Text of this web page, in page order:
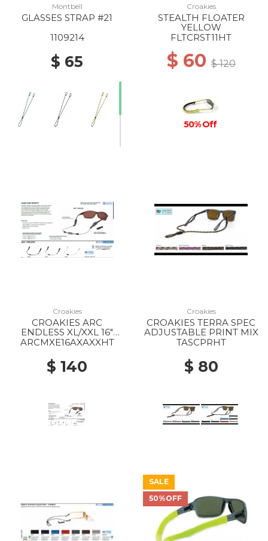
Montbell
GLASSES STRAP #21
1109214
$ 65
Croakies
STEALTH FLOATER
YELLOW
FLTCRST11HT
$ 60$ 120
50% Off
Croakies
CROAKIES ARC
ENDLESS XL/XXL 16"
COLOR MIX
ARCMXE16AXAXXHT
$ 140
Croakies
CROAKIES TERRA SPEC
ADJUSTABLE PRINT MIX
TASCPRHT
$ 80
SALE
50%OFF